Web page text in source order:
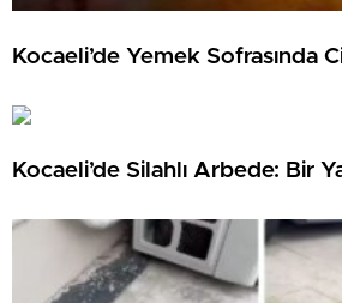
Kocaeli’de Yemek Sofrasında
Kocaeli’de Silahlı Arbede: Bir